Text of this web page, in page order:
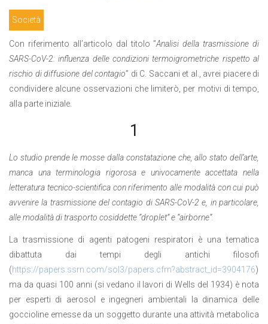
Società
Con riferimento all’articolo dal titolo ”Analisi della trasmissione di
SARS-CoV-2: influenza delle condizioni termoigrometriche rispetto al
rischio di diffusione del contagio” di C. Saccani et al., avrei piacere di
condividere alcune osservazioni che limiterò, per motivi di tempo,
alla parte iniziale.
1
Lo studio prende le mosse dalla constatazione che, allo stato dell’arte,
manca una terminologia rigorosa e univocamente accettata nella
letteratura tecnico-scientifica con riferimento alle modalità con cui può
avvenire la trasmissione del contagio di SARS-CoV-2 e, in particolare,
alle modalità di trasporto cosiddette “droplet” e “airborne”.
La trasmissione di agenti patogeni respiratori è una tematica
dibattuta dai tempi degli antichi filosofi
(https://papers.ssrn.com/sol3/papers.cfm?abstract_id=3904176)
ma da quasi 100 anni (si vedano il lavori di Wells del 1934) è nota
per esperti di aerosol e ingegneri ambientali la dinamica delle
goccioline emesse da un soggetto durante una attività metabolica